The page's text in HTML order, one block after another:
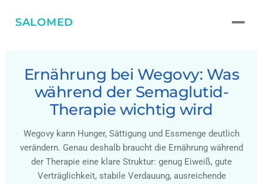
SALOMED
Ernährung bei Wegovy: Was
während der Semaglutid-
Therapie wichtig wird
Wegovy kann Hunger, Sättigung und Essmenge deutlich
verändern. Genau deshalb braucht die Ernährung während
der Therapie eine klare Struktur: genug Eiweiß, gute
Verträglichkeit, stabile Verdauung, ausreichende